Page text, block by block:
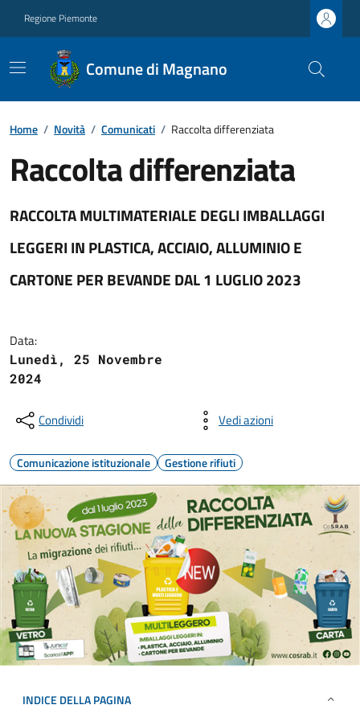
Regione Piemonte
Comune di Magnano
Home / Novità / Comunicati / Raccolta differenziata
Raccolta differenziata
RACCOLTA MULTIMATERIALE DEGLI IMBALLAGGI
LEGGERI IN PLASTICA, ACCIAIO, ALLUMINIO E
CARTONE PER BEVANDE DAL 1 LUGLIO 2023
Data:
Lunedì, 25 Novembre
2024
Condividi Vedi azioni
Comunicazione istituzionale Gestione rifiuti
INDICE DELLA PAGINA